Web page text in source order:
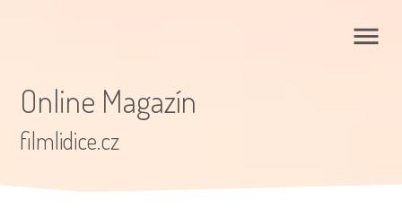
Online Magazín
filmlidice.cz